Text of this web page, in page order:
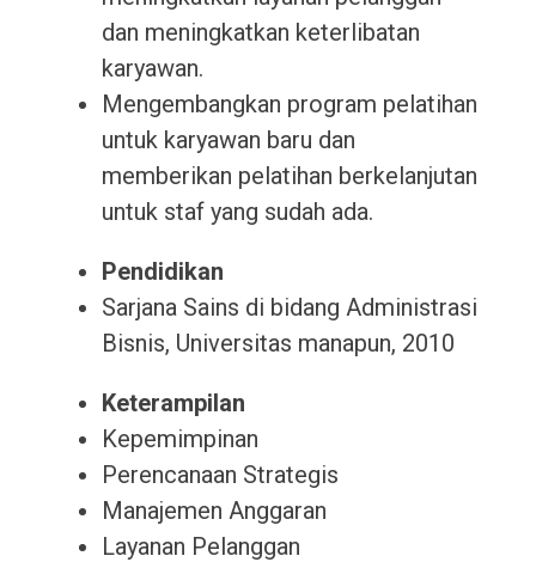
dan meningkatkan keterlibatan
karyawan.
Mengembangkan program pelatihan
untuk karyawan baru dan
memberikan pelatihan berkelanjutan
untuk staf yang sudah ada.
Pendidikan
Sarjana Sains di bidang Administrasi
Bisnis, Universitas manapun, 2010
Keterampilan
Kepemimpinan
Perencanaan Strategis
Manajemen Anggaran
Layanan Pelanggan